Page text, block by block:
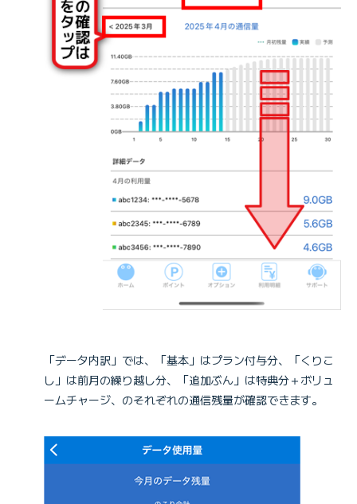
「データ内訳」では、「基本」はプラン付与分、「くりこ
し」は前月の繰り越し分、「追加ぶん」は特典分＋ボリュ
ームチャージ、のそれぞれの通信残量が確認できます。